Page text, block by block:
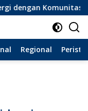
Dilanjutkan
Regional